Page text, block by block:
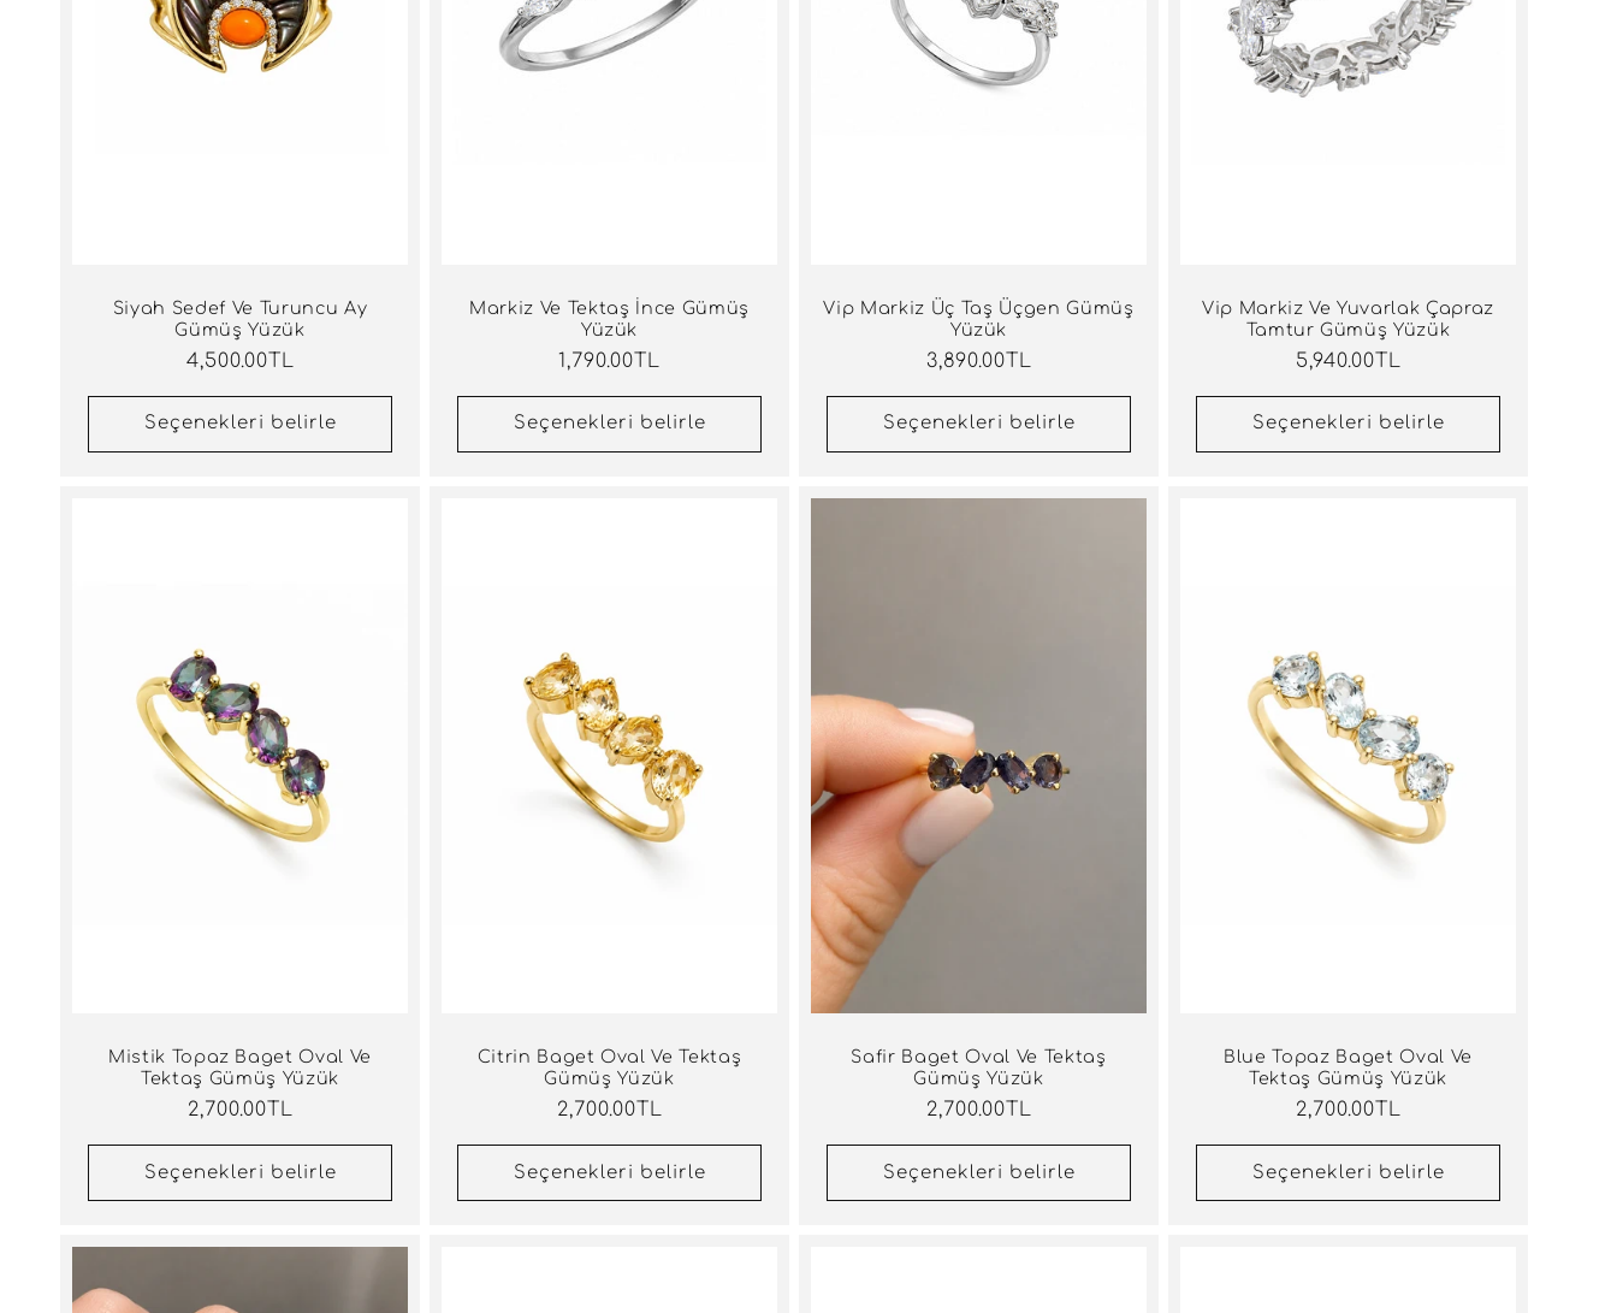
Siyah Sedef Ve Turuncu Ay
Gümüş Yüzük
Normal
4,500.00TL
Seçenekleri belirle
Markiz Ve Tektaş İnce Gümüş
Yüzük
Normal
1,790.00TL
Seçenekleri belirle
Vip Markiz Üç Taş Üçgen Gümüş
Yüzük
Normal
3,890.00TL
Seçenekleri belirle
Vip Markiz Ve Yuvarlak Çapraz
Tamtur Gümüş Yüzük
Normal
5,940.00TL
Seçenekleri belirle
Mistik Topaz Baget Oval Ve
Tektaş Gümüş Yüzük
Normal
2,700.00TL
Seçenekleri belirle
Citrin Baget Oval Ve Tektaş
Gümüş Yüzük
Normal
2,700.00TL
Seçenekleri belirle
Safir Baget Oval Ve Tektaş
Gümüş Yüzük
Normal
2,700.00TL
Seçenekleri belirle
Blue Topaz Baget Oval Ve
Tektaş Gümüş Yüzük
Normal
2,700.00TL
Seçenekleri belirle